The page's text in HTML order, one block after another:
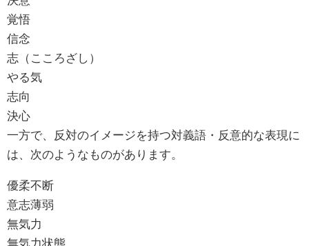
覚悟
信念
志（こころざし）
やる気
志向
決心
一方で、反対のイメージを持つ対義語・反意的な表現に
は、次のようなものがあります。
優柔不断
意志薄弱
無気力
無気力状態